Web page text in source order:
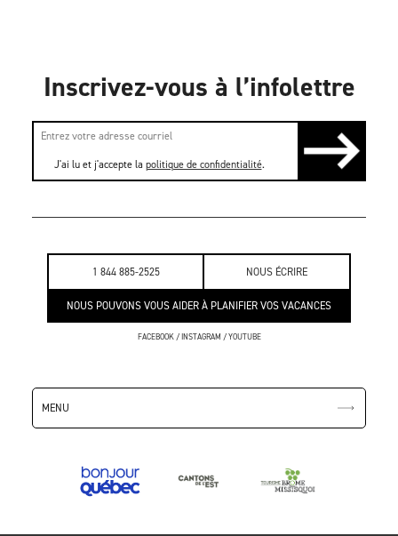
1 844 885-2525 NOUS ÉCRIRE
NOUS POUVONS VOUS AIDER À PLANIFIER VOS VACANCES
FACEBOOK/INSTAGRAM /YOUTUBE
MENU
Inscrivez-vous à l’infolettre
J'ai lu et j'accepte la politique de confidentialité.